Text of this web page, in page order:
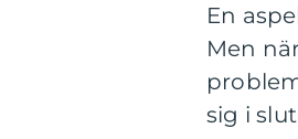
En
Men
sig i